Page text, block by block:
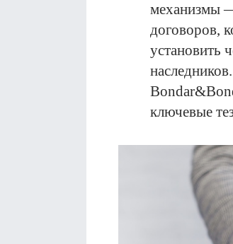
механизмы
договоров,
установить
ключевые